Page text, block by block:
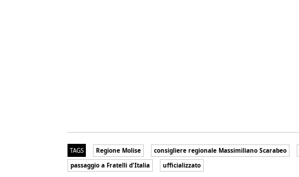
TAGS Regione Molise consigliere regionale Massimiliano Scarabeo
passaggio a Fratelli d'Italia
ufficializzato